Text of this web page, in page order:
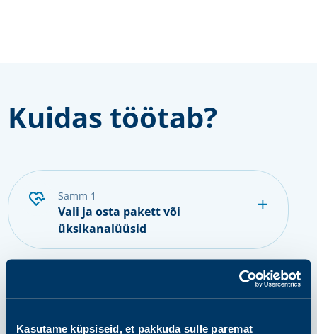
Kasutame küpsiseid, et pakkuda sulle paremat
Kuidas töötab?
samm 1
Vali ja osta pakett või
üksikanalüüsid